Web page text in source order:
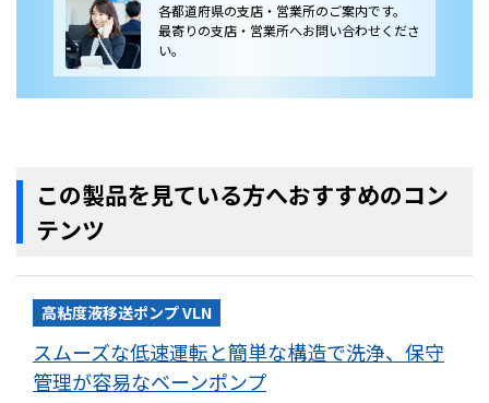
各都道府県の支店・営業所のご案内です。
最寄りの支店・営業所へお問い合わせくださ
い。
この製品を見ている方へおすすめのコン
テンツ
高粘度液移送ポンプ VLN
スムーズな低速運転と簡単な構造で洗浄、保守
管理が容易なベーンポンプ